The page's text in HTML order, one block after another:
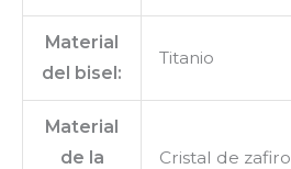
Material
del bisel:
Titanio
Material
de la
Cristal de zafiro